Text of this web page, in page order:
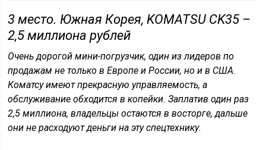
3 место. Южная Корея, KOMATSU CK35 –
2,5 миллиона рублей
Очень дорогой мини-погрузчик, один из лидеров по
продажам не только в Европе и России, но и в США.
Коматсу имеют прекрасную управляемость, а
обслуживание обходится в копейки. Заплатив один раз
2,5 миллиона, владельцы остаются в восторге, дальше
они не расходуют деньги на эту спецтехнику.